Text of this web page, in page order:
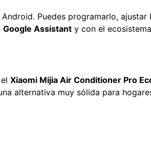
Puedes programarlo, ajustar
Google Assistant y con el
Xiaomi Mijia Air Conditioner Pro
alternativa muy sólida para